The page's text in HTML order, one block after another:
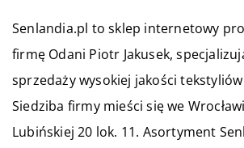
Senlandia.pl to sklep internetowy
firmę Odani Piotr Jakusek,
sprzedaży wysokiej jakości
Siedziba firmy mieści się we
Lubińskiej 20 lok. 11. Asortyment